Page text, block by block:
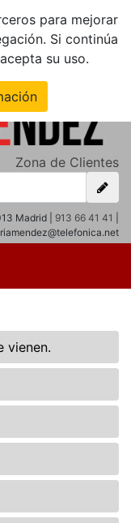
para mejorar
Si continúa
su uso.
Zona de Clientes
Madrid | 913 66 41 41
vienen.